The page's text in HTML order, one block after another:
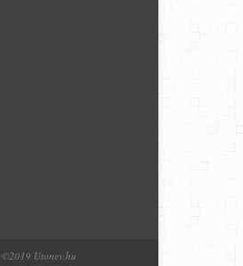
©2019 Utonev.hu